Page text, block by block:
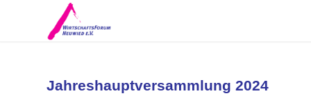
Jahreshauptversammlung 2024